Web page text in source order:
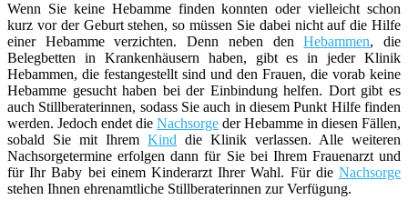
Wenn Sie keine Hebamme finden konnten oder vielleicht schon
kurz vor der Geburt stehen, so müssen Sie dabei nicht auf die Hilfe
einer Hebamme verzichten. Denn neben denHebammen, die
Belegbetten in Krankenhäusern haben, gibt es in jeder Klinik
Hebammen, die festangestellt sind und den Frauen, die vorab keine
Hebamme gesucht haben bei der Einbindung helfen. Dort gibt es
auch Stillberaterinnen, sodass Sie auch in diesem Punkt Hilfe finden
werden. Jedoch endet die Nachsorge der Hebamme in diesen Fällen,
sobald Sie mit Ihrem Kind die Klinik verlassen. Alle weiteren
Nachsorgetermine erfolgen dann für Sie bei Ihrem Frauenarzt und
für Ihr Baby bei einem Kinderarzt Ihrer Wahl. Für die Nachsorge
stehen Ihnen ehrenamtliche Stillberaterinnen zur Verfügung.